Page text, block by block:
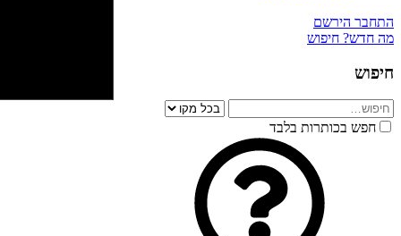
התחבר הירשם
מה חדש? חיפוש
חיפוש
חפש בכותרות בלבד